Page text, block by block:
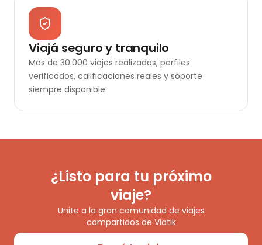
Viajá seguro y tranquilo
Más de 30.000 viajes realizados, perfiles
verificados, calificaciones reales y soporte
siempre disponible.
¿Listo para tu próximo
viaje?
Unite a la gran comunidad de viajes
compartidos de Viatik